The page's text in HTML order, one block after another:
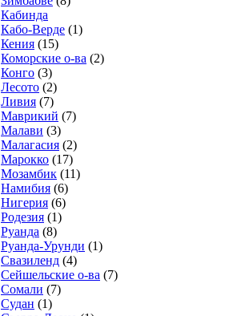
Кабинда
Кабо-Верде (1)
Кения (15)
Коморские о-ва (2)
Конго (3)
Лесото (2)
Ливия (7)
Маврикий (7)
Малави (3)
Малагасия (2)
Марокко (17)
Мозамбик (11)
Намибия (6)
Нигерия (6)
Родезия (1)
Руанда (8)
Руанда-Урунди (1)
Свазиленд (4)
Сейшельские о-ва (7)
Сомали (7)
Судан (1)